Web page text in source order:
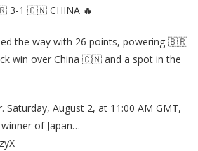
3-1 🇨🇳 CHINA 🔥
the way with 26 points, powering 🇧🇷
win over China 🇨🇳 and a spot in the
Saturday, August 2, at 11:00 AM GMT,
of Japan…